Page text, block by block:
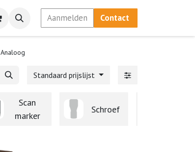
Aanmelden Contact
Analoog
Standaard prijslijst
Scan
marker
Schroef